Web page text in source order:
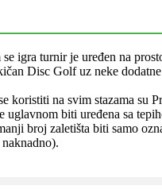
se igra turnir je uređen na
Disc Golf uz neke
koristiti na svim stazama su
uglavnom biti uređena sa
broj zaletišta biti samo